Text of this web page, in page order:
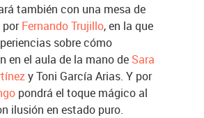
también con una mesa de
porFernando Trujillo, en la que
sobre cómo
en el aula de la mano de Sara
y Toni García Arias. Y por
pondrá el toque mágico al
ilusión en estado puro.